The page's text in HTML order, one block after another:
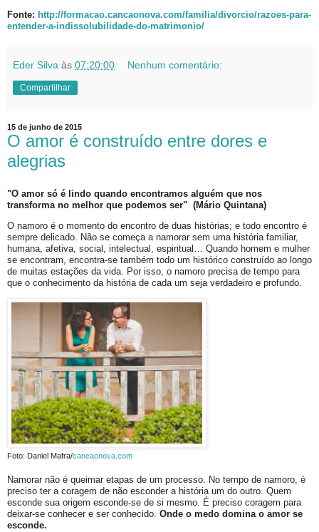
Fonte: http://formacao.cancaonova.com/familia/divorcio/razoes-para-
entender-a-indissolubilidade-do-matrimonio/
Eder Silva às 07:20:00 Nenhum comentário:
Compartilhar
15 de junho de 2015
O amor é construído entre dores e
alegrias
"O amor só é lindo quando encontramos alguém que nos
transforma no melhor que podemos ser" (Mário Quintana)
O namoro é o momento do encontro de duas histórias; e todo encontro é
sempre delicado. Não se começa a namorar sem uma história familiar,
humana, afetiva, social, intelectual, espiritual… Quando homem e mulher
se encontram, encontra-se também todo um histórico construído ao longo
de muitas estações da vida. Por isso, o namoro precisa de tempo para
que o conhecimento da história de cada um seja verdadeiro e profundo.
Foto: Daniel Mafra/cancaonova.com
Namorar não é queimar etapas de um processo. No tempo de namoro, é
preciso ter a coragem de não esconder a história um do outro. Quem
esconde sua origem esconde-se de si mesmo. É preciso coragem para
deixar-se conhecer e ser conhecido. Onde o medo domina o amor se
esconde.